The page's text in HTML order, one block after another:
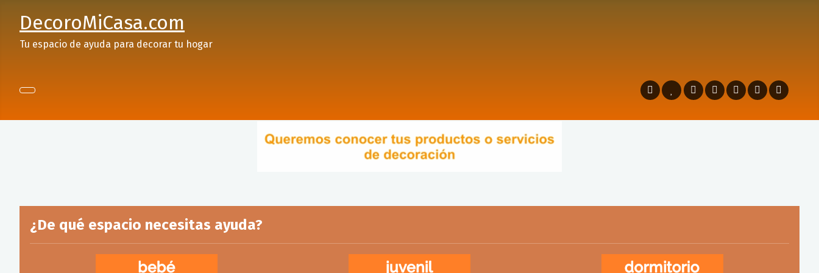
DecoroMiCasa.com
Tu espacio de ayuda para decorar tu hogar
¿De qué espacio necesitas ayuda?